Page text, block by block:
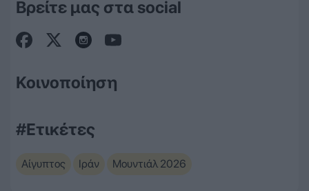
Βρείτε μας στα social
Κοινοποίηση
#Ετικέτες
Αίγυπτος Ιράν Μουντιάλ 2026